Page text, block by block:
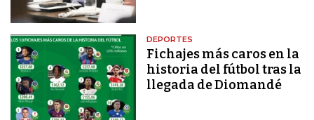
DEPORTES
Fichajes más caros en la
historia del fútbol tras la
llegada de Diomandé